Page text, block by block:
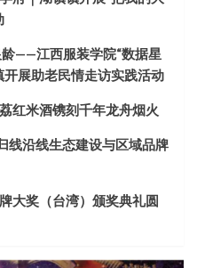
——江西服装学院“数据星
展助老民情走访实践活动
红米酒镌刻千年龙舟烟火
线沿线生态建设与区域品牌
大奖（台湾）颁奖典礼圆